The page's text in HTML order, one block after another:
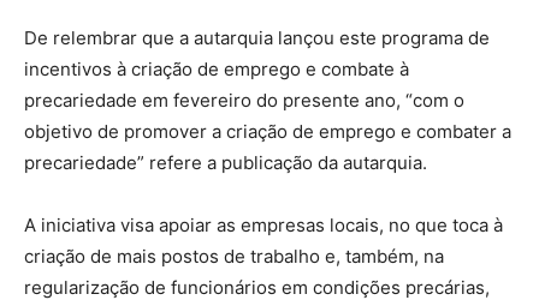
De relembrar que a autarquia lançou este programa de
incentivos à criação de emprego e combate à
precariedade em fevereiro do presente ano, “com o
objetivo de promover a criação de emprego e combater a
precariedade” refere a publicação da autarquia.
A iniciativa visa apoiar as empresas locais, no que toca à
criação de mais postos de trabalho e, também, na
regularização de funcionários em condições precárias,